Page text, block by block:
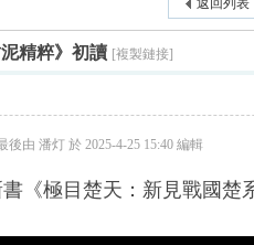
索
返回列表
精粹》初讀 [複製鏈接]
後由 潘灯 於 2025-4-25 15:40 編輯
《極目楚天：新見戰國楚